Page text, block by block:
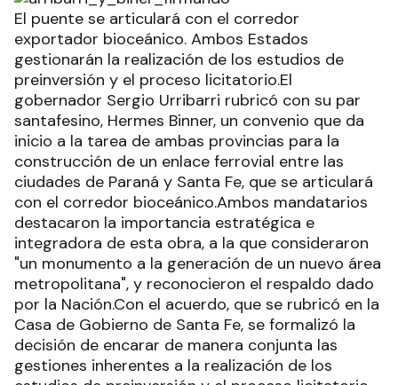
El puente se articulará con el corredor
exportador bioceánico. Ambos Estados
gestionarán la realización de los estudios de
preinversión y el proceso licitatorio.El
gobernador Sergio Urribarri rubricó con su par
santafesino, Hermes Binner, un convenio que da
inicio a la tarea de ambas provincias para la
construcción de un enlace ferrovial entre las
ciudades de Paraná y Santa Fe, que se articulará
con el corredor bioceánico.Ambos mandatarios
destacaron la importancia estratégica e
integradora de esta obra, a la que consideraron
"un monumento a la generación de un nuevo área
metropolitana", y reconocieron el respaldo dado
por la Nación.Con el acuerdo, que se rubricó en la
Casa de Gobierno de Santa Fe, se formalizó la
decisión de encarar de manera conjunta las
gestiones inherentes a la realización de los